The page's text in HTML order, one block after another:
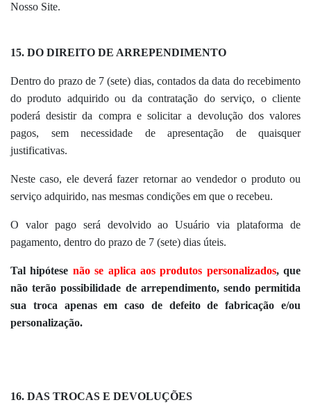
Nosso Site.
15. DO DIREITO DE ARREPENDIMENTO
Dentro do prazo de 7 (sete) dias, contados da data do recebimento
do produto adquirido ou da contratação do serviço, o cliente
poderá desistir da compra e solicitar a devolução dos valores
pagos, sem necessidade de apresentação de quaisquer
justificativas.
Neste caso, ele deverá fazer retornar ao vendedor o produto ou
serviço adquirido, nas mesmas condições em que o recebeu.
O valor pago será devolvido ao Usuário via plataforma de
pagamento, dentro do prazo de 7 (sete) dias úteis.
Tal hipótese não se aplica aos produtos personalizados, que
não terão possibilidade de arrependimento, sendo permitida
sua troca apenas em caso de defeito de fabricação e/ou
personalização.
16. DAS TROCAS E DEVOLUÇÕES